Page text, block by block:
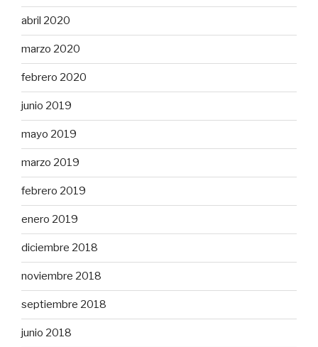
abril 2020
marzo 2020
febrero 2020
junio 2019
mayo 2019
marzo 2019
febrero 2019
enero 2019
diciembre 2018
noviembre 2018
septiembre 2018
junio 2018